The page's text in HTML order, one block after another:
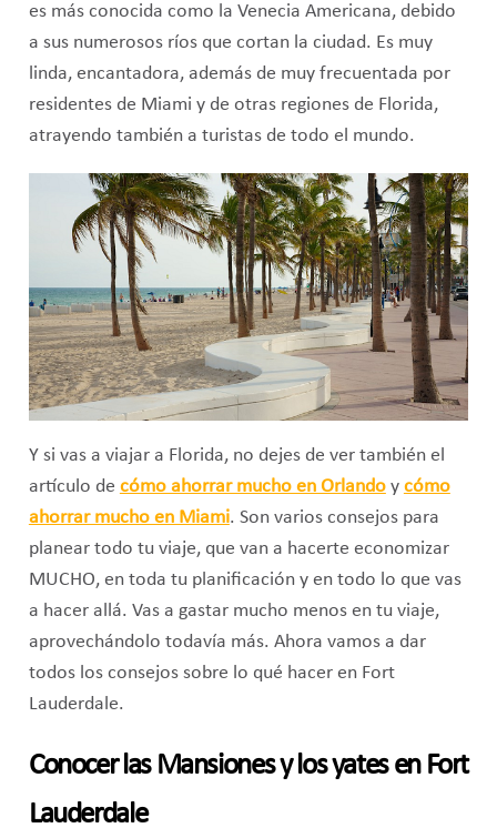
es más conocida como la Venecia Americana, debido
a sus numerosos ríos que cortan la ciudad. Es muy
linda, encantadora, además de muy frecuentada por
residentes de Miami y de otras regiones de Florida,
atrayendo también a turistas de todo el mundo.
Y si vas a viajar a Florida, no dejes de ver también el
artículo de cómo ahorrar mucho en Orlandoy cómo
ahorrar mucho en Miami. Son varios consejos para
planear todo tu viaje, que van a hacerte economizar
MUCHO, en toda tu planificación y en todo lo que vas
a hacer allá. Vas a gastar mucho menos en tu viaje,
aprovechándolo todavía más. Ahora vamos a dar
todos los consejos sobre lo qué hacer en Fort
Lauderdale.
Conocer las Mansiones y los yates en Fort
Lauderdale